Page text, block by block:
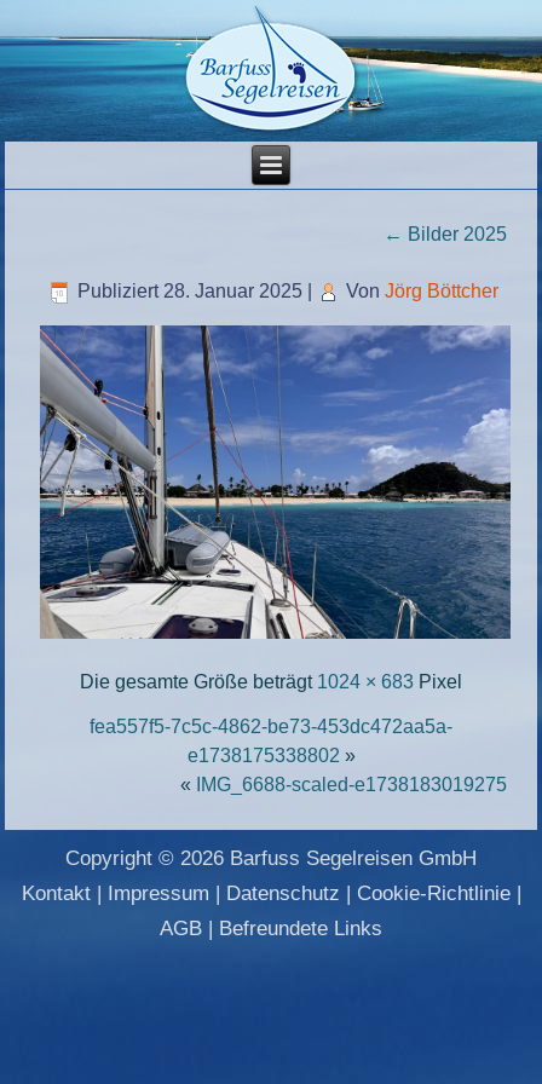
← Bilder 2025
Publiziert 28. Januar 2025 Von Jörg Böttcher
Die gesamte Größe beträgt 1024 × 683 Pixel
fea557f5-7c5c-4862-be73-453dc472aa5a-
e1738175338802 »
«
IMG_6688-scaled-e1738183019275
Copyright © 2026 Barfuss Segelreisen GmbH
Kontakt| Impressum | Datenschutz | Cookie-Richtlinie|
AGB | Befreundete Links